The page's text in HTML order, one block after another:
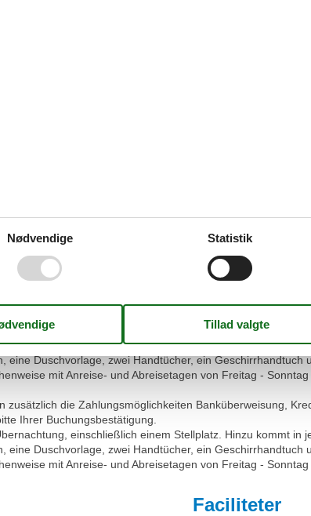
ist für Ihren PKW am Haus kostenfrei vorhanden.
stehen in der Anlage für alle Gäste zur Verfügung.
bleiben? Urlaubsfotos und Eindrücke online mit Freunden
WLAN-Zugang nutzen.
aus Rücksicht auf andere Gäste das Rauchen in dieser
nicht geeignet.
gehören zur Wohnungsausstattung.
Sie leider nicht begleiten.
einschließlich einem Stellplatz. Hinzu kommt in
eine Duschvorlage, zwei Handtücher, ein
mit Anreise- und Abreisetagen von Freitag -
zusätzlich die Zahlungsmöglichkeiten Banküberweisung,
Ihrer Buchungsbestätigung.
einschließlich einem Stellplatz. Hinzu kommt in
eine Duschvorlage, zwei Handtücher, ein
mit Anreise- und Abreisetagen von Freitag -
Faciliteter
Nødvendige Statistik